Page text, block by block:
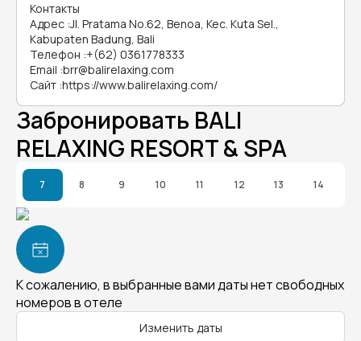
Контакты
Адрес :Jl. Pratama No.62, Benoa, Kec. Kuta Sel.,
Kabupaten Badung, Bali
Телефон :+(62) 0361778333
Email :brr@balirelaxing.com
Сайт :https://www.balirelaxing.com/
Забронировать BALI
RELAXING RESORT & SPA
7 8 9 10 11 12 13 14
К сожалению, в выбранные вами даты нет свободных
номеров в отеле
Изменить даты